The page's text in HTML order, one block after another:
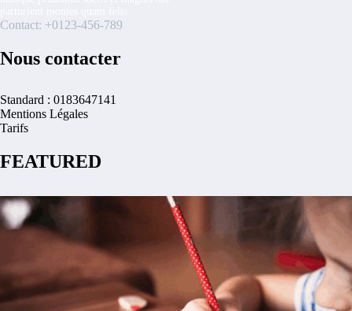
Contact: +0123-456-789
Nous contacter
Standard : 0183647141
Mentions Légales
Tarifs
FEATURED